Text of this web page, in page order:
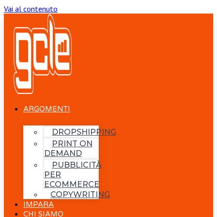
Vai al contenuto
ARGOMENTI
DROPSHIPPING
PRINT ON
DEMAND
PUBBLICITÀ
PER
ECOMMERCE
COPYWRITING
IMPARA
CHI SIAMO